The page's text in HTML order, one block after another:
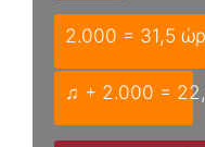
2.000 = 31,5
♫ + 2.000 =